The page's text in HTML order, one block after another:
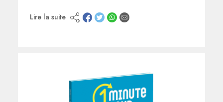
Lire la suite